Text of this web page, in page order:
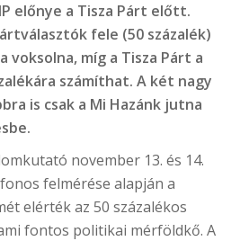
előnye a Tisza Párt előtt.
fele (50 százalék)
voksolna, míg a Tisza Párt a
számíthat. A két nagy
is csak a Mi Hazánk jutna
november 13. és 14.
felmérése alapján a
elérték az 50 százalékos
fontos politikai mérföldkő. A